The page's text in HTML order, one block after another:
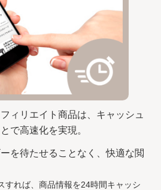
ィリエイト商品は、キャッシュ
で高速化を実現。
を待たせることなく、快適な閲
すれば、商品情報を24時間キャッシ